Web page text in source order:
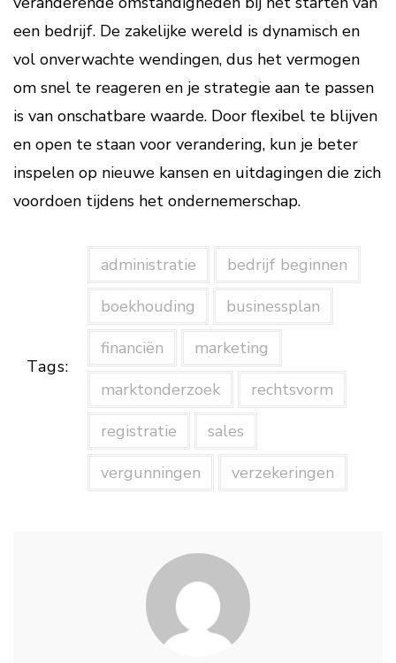
een bedrijf. De zakelijke wereld is dynamisch en
vol onverwachte wendingen, dus het vermogen
om snel te reageren en je strategie aan te passen
is van onschatbare waarde. Door flexibel te blijven
en open te staan voor verandering, kun je beter
inspelen op nieuwe kansen en uitdagingen die zich
voordoen tijdens het ondernemerschap.
Tags:
administratie
bedrijf beginnen
boekhouding
businessplan
financiën
marketing
marktonderzoek
rechtsvorm
registratie
sales
vergunningen
verzekeringen